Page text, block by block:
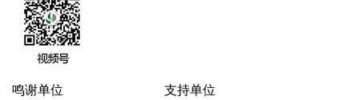
鸣谢单位 支持单位